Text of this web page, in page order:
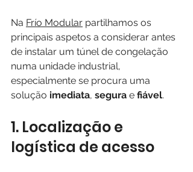
Na Frío Modular partilhamos os
principais aspetos a considerar antes
de instalar um túnel de congelação
numa unidade industrial,
especialmente se procura uma
solução imediata, segura e fiável.
1. Localização e
logística de acesso